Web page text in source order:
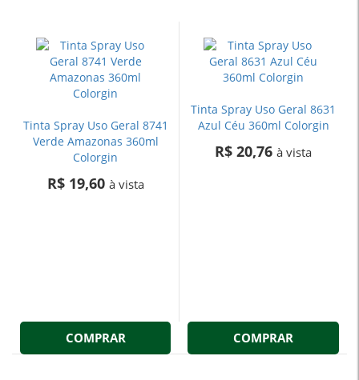
Tinta Spray Uso Geral 8741
Verde Amazonas 360ml
Colorgin
R$ 19,60 à vista
COMPRAR
Tinta Spray Uso Geral 8631
Azul Céu 360ml Colorgin
R$ 20,76 à vista
COMPRAR